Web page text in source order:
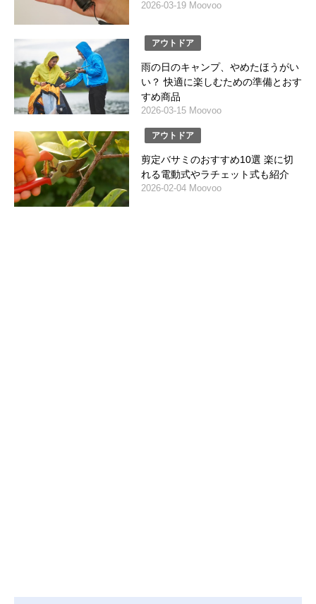
2026-03-19 Moovoo
アウトドア
雨の日のキャンプ、やめたほうがい
い？ 快適に楽しむための準備とおす
すめ商品
2026-03-15 Moovoo
アウトドア
剪定バサミのおすすめ10選 楽に切
れる電動式やラチェット式も紹介
2026-02-04 Moovoo